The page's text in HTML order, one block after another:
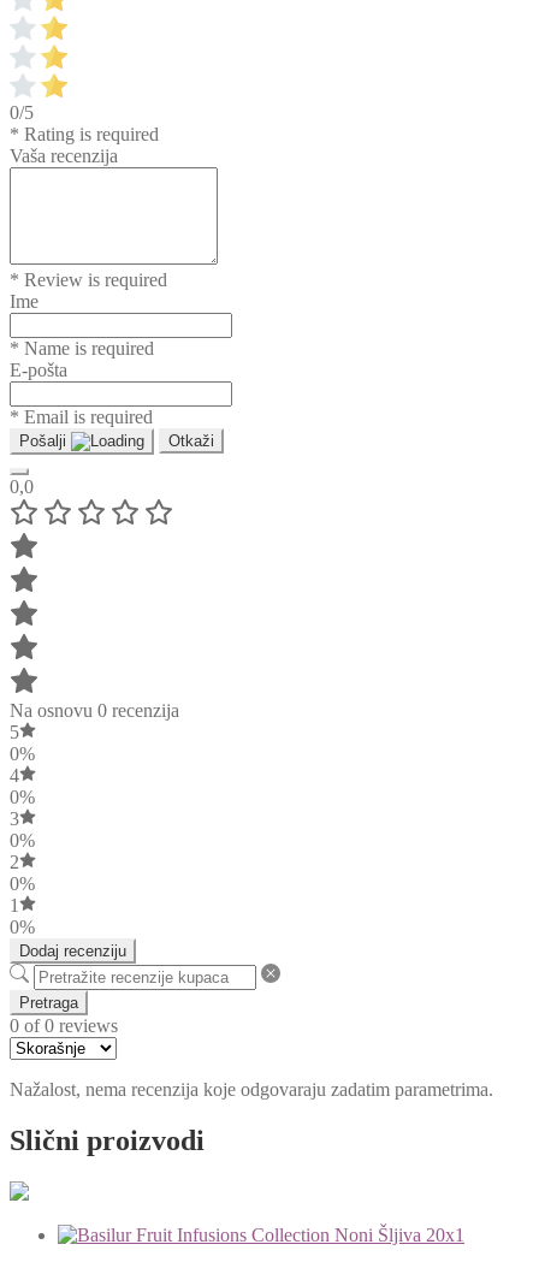
0/5
* Rating is required
Vaša recenzija
* Review is required
Ime
* Name is required
E-pošta
* Email is required
Pošalji Otkaži
0,0
Na osnovu 0 recenzija
5
0%
4
0%
3
0%
2
0%
1
0%
Dodaj recenziju
Pretraga
0 of 0 reviews
Nažalost, nema recenzija koje odgovaraju zadatim parametrima.
Slični proizvodi